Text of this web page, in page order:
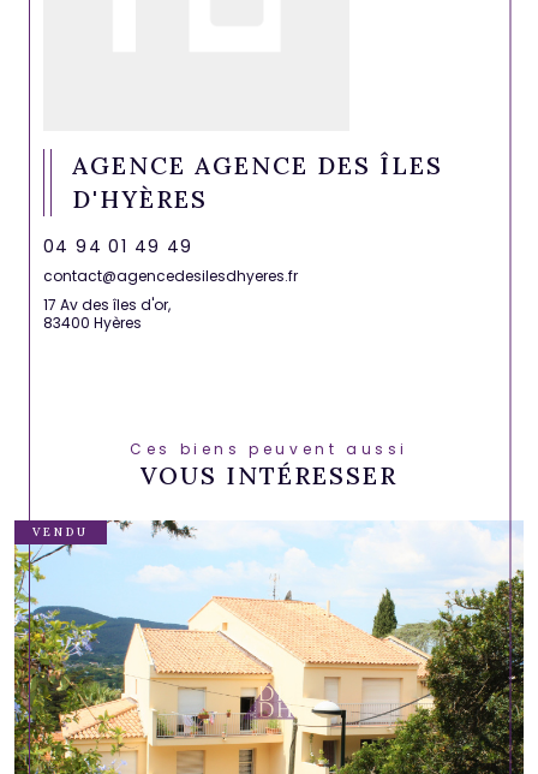
AGENCE AGENCE DES ÎLES
D'HYÈRES
04 94 01 49 49
contact@agencedesilesdhyeres.fr
17 Av des îles d'or,
83400 Hyères
Ces biens peuvent aussi
VOUS INTÉRESSER
VENDU